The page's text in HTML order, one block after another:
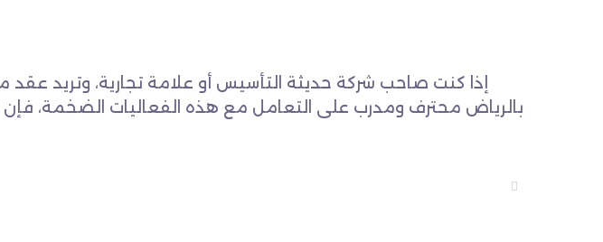
إذا كنت صاحب شركة حديثة التأسيس أو علامة تجارية، وتريد
بالرياض محترف ومدرب على التعامل مع هذه الفعاليات الضخمة،